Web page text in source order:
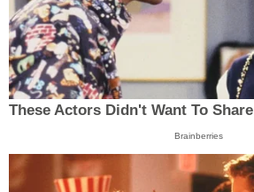
These Actors Didn't Want To
Brainberries